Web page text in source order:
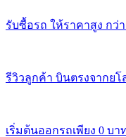
รับซื้อรถ ให้ราคาสูง กว่
รีวิวลูกค้า บินตรงจากย
เริ่มต้นออกรถเพียง 0 บา